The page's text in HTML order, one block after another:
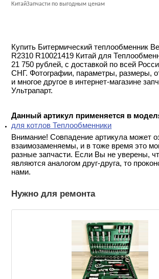
КитайЗапчасти по выгодным ценам
Купить Битермический теплообменник
R2310 R10021419 Китай для
21 750 рублей, с доставкой по всей
СНГ. Фотографии, параметры, размеры,
и многое другое в интернет-магазине
Ультрапарт.
Данный артикул применяется в
для котлов Теплообменники
Внимание! Совпадение артикула может
взаимозаменяемы, и в тоже время это
разные запчасти. Если Вы не уверены,
являются аналогом друг-друга, то
нами.
Нужно для ремонта